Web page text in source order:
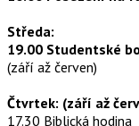
Středa:
19.00 Studentské
(září až červen)
Čtvrtek: (září až
17.30 Biblická hodina